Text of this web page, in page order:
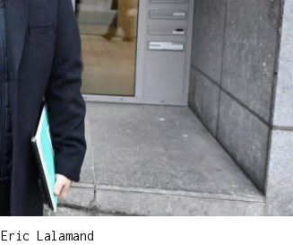
Eric Lalamand